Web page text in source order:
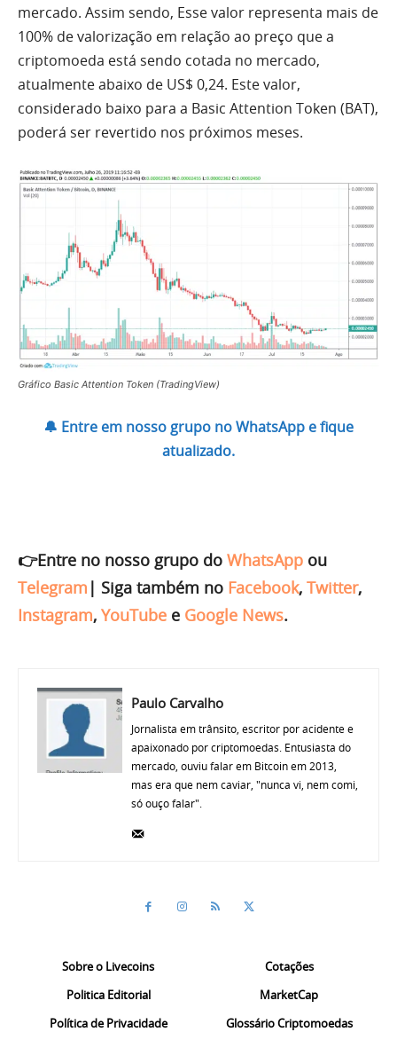
mercado. Assim sendo, Esse valor representa mais de
100% de valorização em relação ao preço que a
criptomoeda está sendo cotada no mercado,
atualmente abaixo de US$ 0,24. Este valor,
considerado baixo para a Basic Attention Token (BAT),
poderá ser revertido nos próximos meses.
Gráfico Basic Attention Token (TradingView)
🔔 Entre em nosso grupo no WhatsApp e fique
atualizado.
👉Entre no nosso grupo do WhatsApp ou
Telegram | Siga também no Facebook, Twitter,
Instagram, YouTube e Google News.
Paulo Carvalho
Jornalista em trânsito, escritor por acidente e
apaixonado por criptomoedas. Entusiasta do
mercado, ouviu falar em Bitcoin em 2013,
mas era que nem caviar, "nunca vi, nem comi,
só ouço falar".
Sobre o Livecoins
Politica Editorial
Política de Privacidade
Cotações
MarketCap
Glossário Criptomoedas